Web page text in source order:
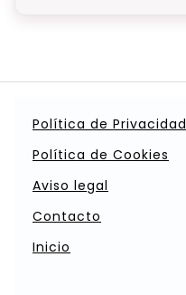
Política de Privacidad
Política de Cookies
Aviso legal
Contacto
Inicio